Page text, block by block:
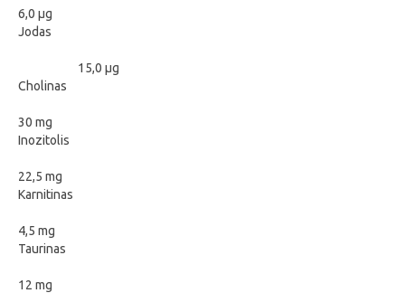
6,0 μg
Jodas
15,0 μg
Cholinas
30 mg
Inozitolis
22,5 mg
Karnitinas
4,5 mg
Taurinas
12 mg